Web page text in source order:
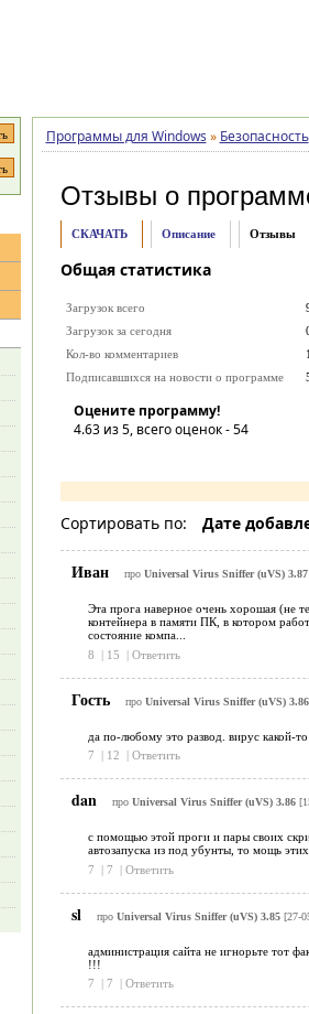
Программы для Windows » Безопасность
Отзывы о
СКАЧАТЬ Описание Отзывы
Общая статистика
Загрузок всего
Загрузок за сегодня
Кол-во комментариев
Подписавшихся на новости о программе
Оцените программу!
4.63из 5, всего оценок -54
Сортировать по: Дате
Иван про Universal Virus Sniffer (uVS) 3.87
Эта прога наверное очень хорошая (не
контейнера в памяти ПК, в котором
состояние компа...
8
| 15 | Ответить
Гость про Universal Virus Sniffer (uVS) 3.86
да по-любому это развод. вирус какой-то
7
| 12 | Ответить
dan про Universal Virus Sniffer (uVS) 3.86
с помощью этой проги и пары своих
автозапуска из под убунты, то мощь
7
| 7 | Ответить
sl про Universal Virus Sniffer (uVS) 3.85[27-
администрация сайта не игнорьте тот
!!!
7
| 7 | Ответить